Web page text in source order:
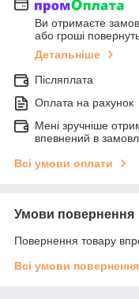
Ви отримаєте
або гроші
Детальніше
Післяплата
Оплата на рахунок
Мені зручніше
впевнений в
Всі умови оплати
Умови повернення
Повернення товару
Всі умови повернення